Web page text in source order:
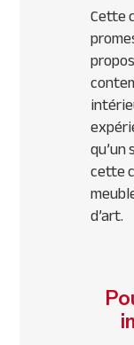
Cette
cette
d’art.